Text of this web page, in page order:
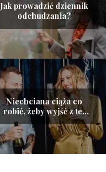
Jak prowadzić dziennik
odchudzania?
Niechciana ciąża co
robić, żeby wyjść z tej
trudnej sytuacji bez
szwanku?